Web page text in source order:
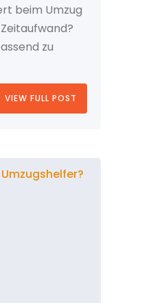
beim Umzug
zu
VIEW FULL POST